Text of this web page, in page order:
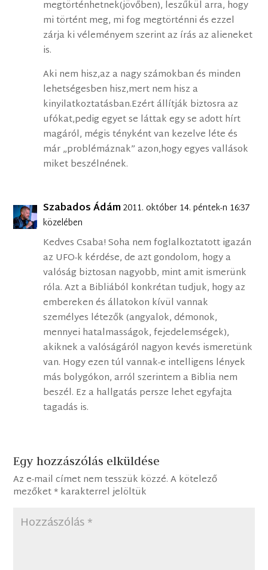
megtörténhetnek(jövőben), leszűkül arra, hogy
mi történt meg, mi fog megtörténni és ezzel
zárja ki véleményem szerint az írás az alieneket
is.
Aki nem hisz,az a nagy számokban és minden
lehetségesben hisz,mert nem hisz a
kinyilatkoztatásban.Ezért állítják biztosra az
ufókat,pedig egyet se láttak egy se adott hírt
magáról, mégis tényként van kezelve léte és
már „problémáznak” azon,hogy egyes vallások
miket beszélnének.
Szabados Ádám2011. október 14. péntek-n 16:37
közelében
Kedves Csaba! Soha nem foglalkoztatott igazán
az UFO-k kérdése, de azt gondolom, hogy a
valóság biztosan nagyobb, mint amit ismerünk
róla. Azt a Bibliából konkrétan tudjuk, hogy az
embereken és állatokon kívül vannak
személyes létezők (angyalok, démonok,
mennyei hatalmasságok, fejedelemségek),
akiknek a valóságáról nagyon kevés ismeretünk
van. Hogy ezen túl vannak-e intelligens lények
más bolygókon, arról szerintem a Biblia nem
beszél. Ez a hallgatás persze lehet egyfajta
tagadás is.
Egy hozzászólás elküldése
Az e-mail címet nem tesszük közzé. A kötelező
mezőket*karakterrel jelöltük